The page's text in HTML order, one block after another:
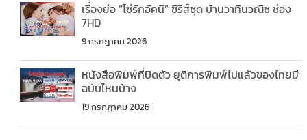
เรื่องย่อ “โซ่รักอัคนี” ซีรีส์ชุด บ้านวาทินวณิช ช่อง
7HD
9 กรกฎาคม 2026
หนังสือพิมพ์ที่ปิดตัว ยุติการพิมพ์ไปแล้วของไทยมี
ฉบับไหนบ้าง
19 กรกฎาคม 2026